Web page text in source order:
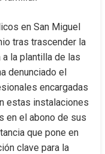
en San Miguel
tras trascender la
la plantilla de las
denunciado el
encargadas
estas instalaciones
en el abono de sus
que pone en
clave para la